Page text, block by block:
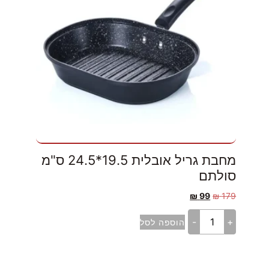
מחבת גריל אובלית 19.5*24.5 ס"מ
סולתם
179
₪
99
₪
+
- הוספה לסל